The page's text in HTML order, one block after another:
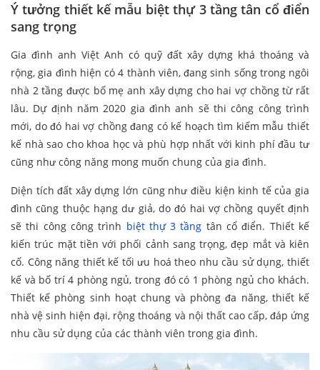
Ý tưởng thiết kế mẫu biệt thự 3 tầng tân cổ điển
sang trọng
Gia đình anh Việt Anh có quỹ đất xây dựng khá thoáng và
rộng, gia đình hiện có 4 thành viên, đang sinh sống trong ngôi
nhà 2 tầng được bố mẹ anh xây dựng cho hai vợ chồng từ rất
lâu. Dự định năm 2020 gia đình anh sẽ thi công công trình
mới, do đó hai vợ chồng đang có kế hoạch tìm kiếm mẫu thiết
kế nhà sao cho khoa học và phù hợp nhất với kinh phí đầu tư
cũng như công năng mong muốn chung của gia đình.
Diện tích đất xây dựng lớn cũng như điều kiện kinh tế của gia
đình cũng thuộc hạng dư giả, do đó hai vợ chồng quyết định
sẽ thi công công trình biệt thự 3 tầng tân cổ điển. Thiết kế
kiến trúc mặt tiền với phối cảnh sang trọng, đẹp mắt và kiên
cố. Công năng thiết kế tối ưu hoá theo nhu cầu sử dụng, thiết
kế và bố trí 4 phòng ngủ, trong đó có 1 phòng ngủ cho khách.
Thiết kế phòng sinh hoạt chung và phòng đa năng, thiết kế
nhà vệ sinh hiện đại, rộng thoáng và nội thất cao cấp, đáp ứng
nhu cầu sử dụng của các thành viên trong gia đình.